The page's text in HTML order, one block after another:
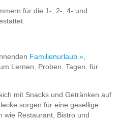
für die 1-, 2-, 4- und
Familienurlaub »
Lernen, Proben, Tagen, für
mit Snacks und Getränken auf
sorgen für eine gesellige
wie Restaurant, Bistro und